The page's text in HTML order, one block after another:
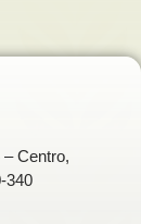
Centro,
340